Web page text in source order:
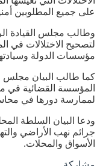
على جميع المطلوبين
وطالب مجلس القيادة
لتصحيح الاختلالات في
مؤسسات الدولة
كما طالب البيان مجلس
المؤسسة القضائية في
لممارسة دورها في
ودعا البيان السلطة
جرائم نهب الأراضي
الأسواق والمحلات.